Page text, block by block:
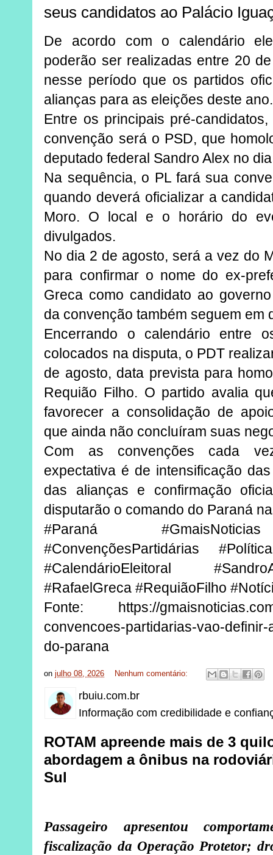
seus candidatos ao Palácio
De acordo com o calendário
poderão ser realizadas entre 20
nesse período que os partidos
alianças para as eleições deste ano.
Entre os principais pré-
convenção será o PSD, que
deputado federal Sandro Alex no
Na sequência, o PL fará sua
quando deverá oficializar a
Moro. O local e o horário do
divulgados.
No dia 2 de agosto, será a vez do
para confirmar o nome do ex-
Greca como candidato ao
da convenção também seguem em
Encerrando o calendário entre
colocados na disputa, o PDT
de agosto, data prevista para
Requião Filho. O partido avalia
favorecer a consolidação de
que ainda não concluíram suas
Com as convenções cada
expectativa é de intensificação
das alianças e confirmação
disputarão o comando do Paraná
#Paraná
#ConvençõesPartidárias
#CalendárioEleitoral
#RafaelGreca #RequiãoFilho
Fonte: https://
convencoes-partidarias-vao-
do-parana
onjulho 08, 2026 Nenhum comentário:
rbuiu.com.br
Informação com credibilidade e
ROTAM apreende mais de 3
abordagem a ônibus na
Sul
Passageiro apresentou
fiscalização da Operação Protetor;